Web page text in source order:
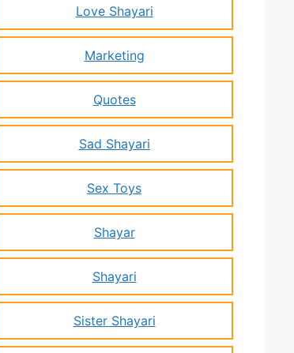
Love Shayari
Marketing
Quotes
Sad Shayari
Sex Toys
Shayar
Shayari
Sister Shayari